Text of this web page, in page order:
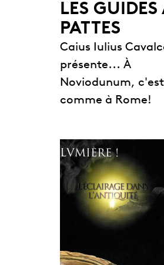
LES GUIDES
PATTES
Caius Iulius
présente... À
Noviodunum, c'est
comme à Rome!